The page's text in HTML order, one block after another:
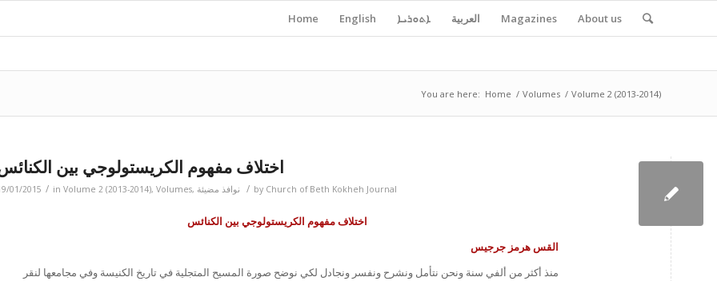
Home English ܐܬܘܪܝܐ العربية Magazines About us
You are here: Home / Volumes / Volume 2 (2013-2014)
اختلاف مفهوم الكريستولوجي بين
01/2015 / in Volume 2 (2013-2014), Volumes, نوافذ مضيئة / by Church of Beth Kokheh Journal
اختلاف مفهوم الكريستولوجي بين الكنائس
القس هرمز جرجيس
منذ أكثر من ألفي سنة ونحن نتأمل ونشرح ونفسر ونجادل لكي نوضح صورة المسيح المتجلية في تاريخ الكنيسة وفي مجامعها لنقر